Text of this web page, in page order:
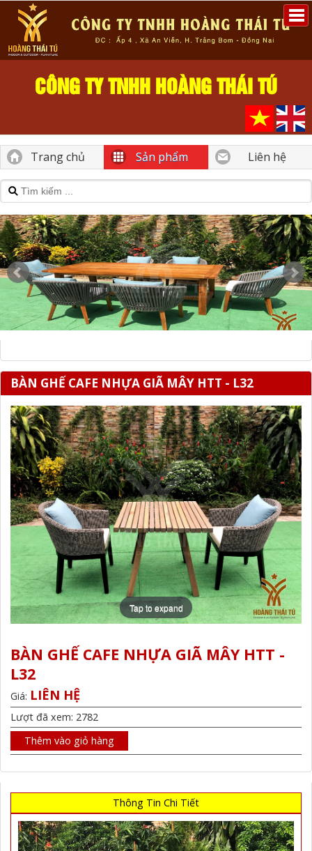
CÔNG TY TNHH HOÀNG THÁI TÚ
Trang chủ Sản phẩm Liên hệ
BÀN GHẾ CAFE NHỰA GIÃ MÂY HTT - L32
Tap to expand
BÀN GHẾ CAFE NHỰA GIÃ MÂY HTT -
L32
Giá: LIÊN HỆ
Lượt đã xem: 2782
Thêm vào giỏ hàng
Thông Tin Chi Tiết